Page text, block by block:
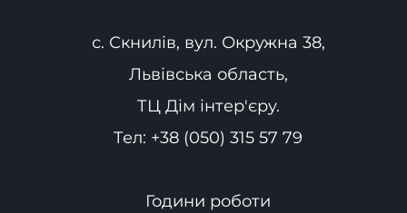
с. Скнилів, вул. Окружна 38,
Львівська область,
ТЦ Дім інтер'єру.
Тел: +38 (050) 315 57 79
Години роботи